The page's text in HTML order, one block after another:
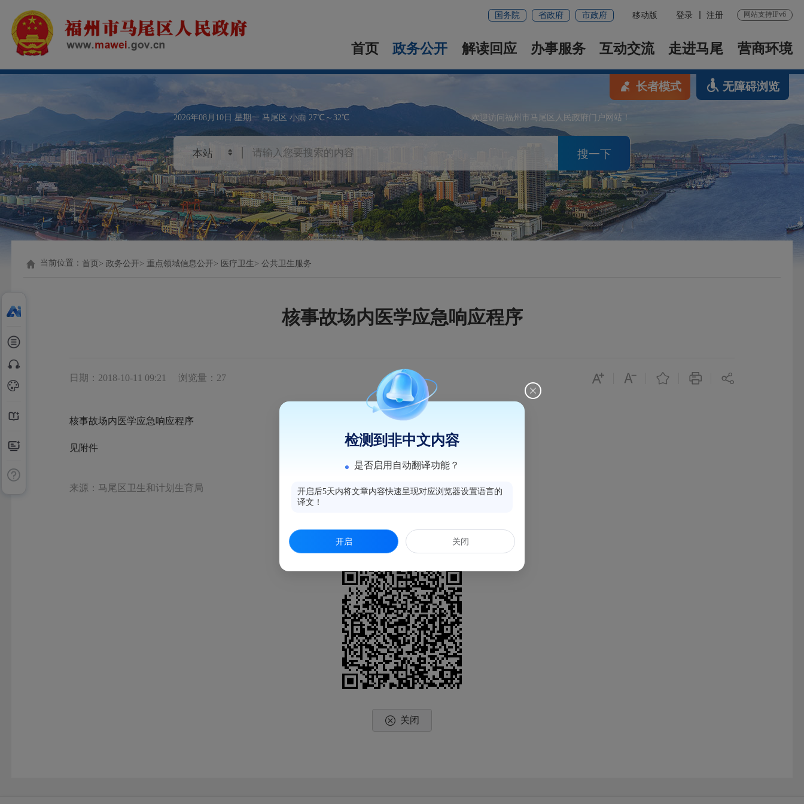
国务院 省政府 市政府 移动版 登录 注册 网站支持IPv6
首页 政务公开 解读回应 办事服务 互动交流 走进马尾 营商环境
2026年08月10日 星期一 马尾区 小雨 27℃～32℃ 欢迎访问福州市马尾区人民政府门户网站！
搜一下
长者模式 无障碍浏览
当前位置：首页 政务公开 重点领域信息公开 医疗卫生 公共卫生服务
核事故场内医学应急响应程序
日期：2018-10-11 09:21 浏览量：27
核事故场内医学应急响应程序
见附件
来源：马尾区卫生和计划生育局
扫一扫在手机上查看当前页面
关闭
检测到非中文内容
是否启用自动翻译功能？
开启后5天内将文章内容快速呈现对应浏览器设置语言的
译文！
开启 关闭